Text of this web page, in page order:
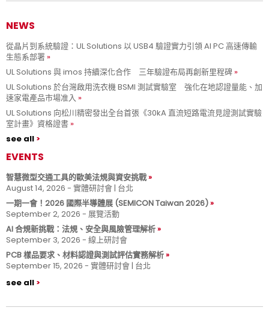
NEWS
從晶片到系統驗證：UL Solutions 以 USB4 驗證實力引領 AI PC 高速傳輸
生態系部署
UL Solutions 與 imos 持續深化合作 三年驗證布局再創新里程碑
UL Solutions 於台灣啟用洗衣機 BSMI 測試實驗室 強化在地認證量能、加
速家電產品市場准入
UL Solutions 向松川精密發出全台首張《30kA 直流短路電流見證測試實驗
室計畫》資格證書
see all
EVENTS
智慧微型交通工具的歐美法規與資安挑戰
August 14, 2026 - 實體研討會 | 台北
一期一會！2026 國際半導體展 (SEMICON Taiwan 2026)
September 2, 2026 - 展覽活動
AI 合規新挑戰：法規、安全與風險管理解析
September 3, 2026 - 線上研討會
PCB 樣品要求、材料認證與測試評估實務解析
September 15, 2026 - 實體研討會 | 台北
see all